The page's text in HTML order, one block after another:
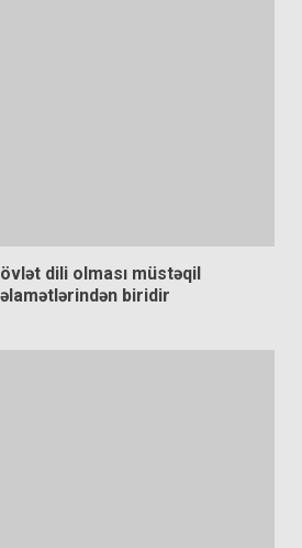
dili olması müstəqil
biridir